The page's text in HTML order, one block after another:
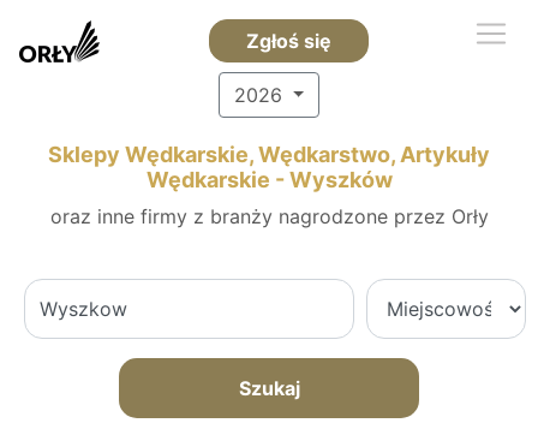
Zgłoś się
2026
Sklepy Wędkarskie, Wędkarstwo, Artykuły
Wędkarskie - Wyszków
oraz inne firmy z branży nagrodzone przez Orły
Szukaj